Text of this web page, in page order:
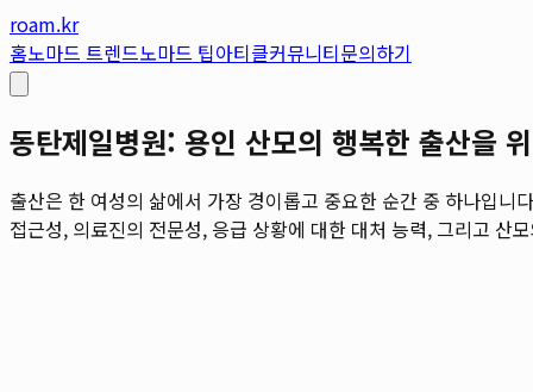
roam.kr
홈노마드 트렌드노마드 팁아티클커뮤니티문의하기
동탄제일병원: 용인 산모의 행복한 출산을
출산은 한 여성의 삶에서 가장 경이롭고 중요한 순간 중 하나입
접근성, 의료진의 전문성, 응급 상황에 대한 대처 능력, 그리고 산